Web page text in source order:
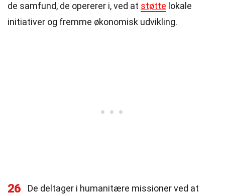
de samfund, de opererer i, ved at støtte lokale
initiativer og fremme økonomisk udvikling.
26
De deltager i humanitære missioner ved at